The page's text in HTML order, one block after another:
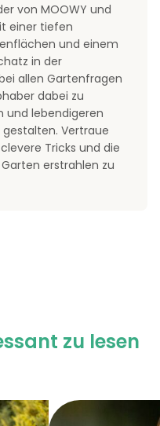
von MOOWY und
einer tiefen
und einem
in der
allen Gartenfragen
dabei zu
und lebendigeren
Vertraue
Tricks und die
erstrahlen zu
zu lesen